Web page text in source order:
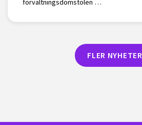
förvaltningsdomstolen …
FLER NYHETER